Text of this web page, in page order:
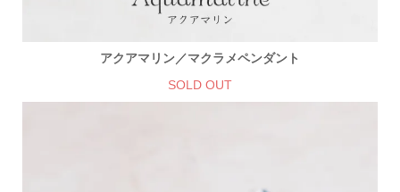
アクアマリン／マクラメペンダント
SOLD OUT